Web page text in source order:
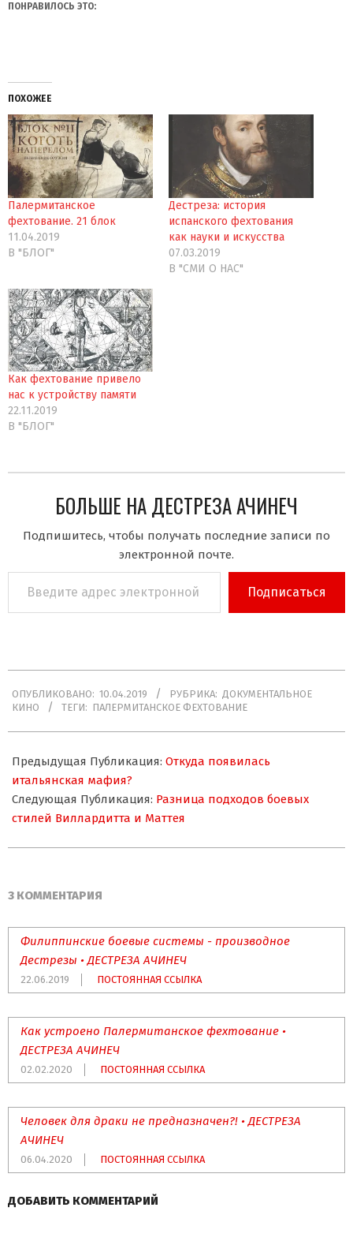
ПОНРАВИЛОСЬ ЭТО:
ПОХОЖЕЕ
Палермитанское
фехтование. 21 блок
11.04.2019
В "БЛОГ"
Дестреза: история
испанского фехтования
как науки и искусства
07.03.2019
В "СМИ О НAC"
Как фехтование привело
нас к устройству памяти
22.11.2019
В "БЛОГ"
БОЛЬШЕ НА ДЕСТРЕЗА АЧИНЕЧ
Подпишитесь, чтобы получать последние записи по
электронной почте.
адрес
электронной
Подписаться
04-
ОПУБЛИКОВАНО: 10.04.2019 РУБРИКА: ДОКУМЕНТАЛЬНОЕ
КИНО
ТЕГИ: ПАЛЕРМИТАНСКОЕ ФЕХТОВАНИЕ
Предыдущая Публикация: Откуда появилась
итальянская мафия?
Следующая Публикация: Разница подходов боевых
стилей Виллардитта и Маттея
3 КОММЕНТАРИЯ
Филиппинские боевые системы - производное
Дестрезы • ДЕСТРЕЗА АЧИНЕЧ
22.06.2019 ПОСТОЯННАЯ ССЫЛКА
Как устроено Палермитанское фехтование •
ДЕСТРЕЗА АЧИНЕЧ
02.02.2020 ПОСТОЯННАЯ ССЫЛКА
Человек для драки не предназначен?! • ДЕСТРЕЗА
АЧИНЕЧ
06.04.2020 ПОСТОЯННАЯ ССЫЛКА
ДОБАВИТЬ КОММЕНТАРИЙ